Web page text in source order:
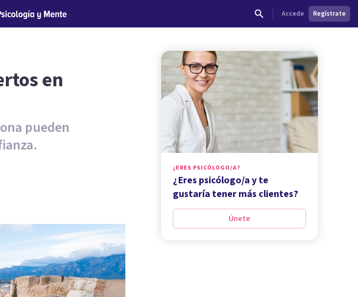
Accede Regístrate
en
pueden
¿ERES PSICÓLOGO/A?
¿Eres psicólogo/a y te
gustaría tener más clientes?
Únete